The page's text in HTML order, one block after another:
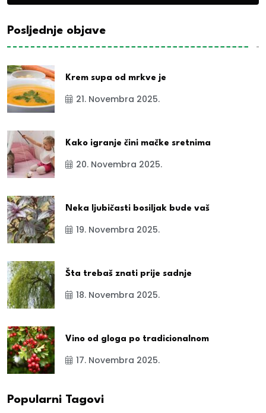
Posljednje objave
Krem supa od mrkve je
21. Novembra 2025.
Kako igranje čini mačke sretnima
20. Novembra 2025.
Neka ljubičasti bosiljak bude vaš
19. Novembra 2025.
Šta trebaš znati prije sadnje
18. Novembra 2025.
Vino od gloga po tradicionalnom
17. Novembra 2025.
Popularni Tagovi